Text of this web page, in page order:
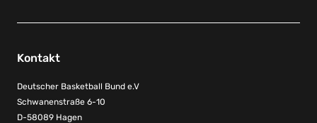
Kontakt
Deutscher Basketball Bund e.V
Schwanenstraße 6-10
D-58089 Hagen